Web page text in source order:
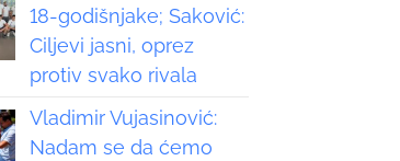
18-godišnjake; Saković:
Ciljevi jasni, oprez
protiv svako rivala
Vladimir Vujasinović:
Nadam se da ćemo